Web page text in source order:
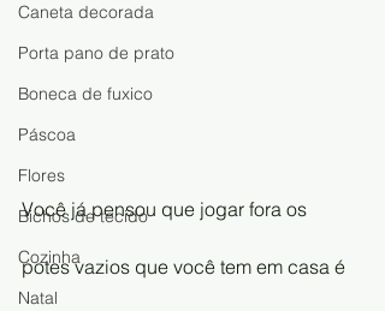
Caneta decorada
Porta pano de prato
Boneca de fuxico
Páscoa
Flores
Bichos de tecido
Cozinha
Natal
Você já pensou que jogar fora os
potes vazios que você tem em casa é